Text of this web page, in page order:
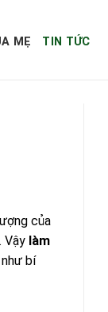
MẸ TIN TỨC
của
Vậy làm
bí